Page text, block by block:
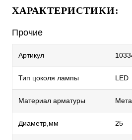
ХАРАКТЕРИСТИКИ:
Прочие
Артикул
Тип цоколя лампы LED
Материал арматуры
Диаметр,мм 25